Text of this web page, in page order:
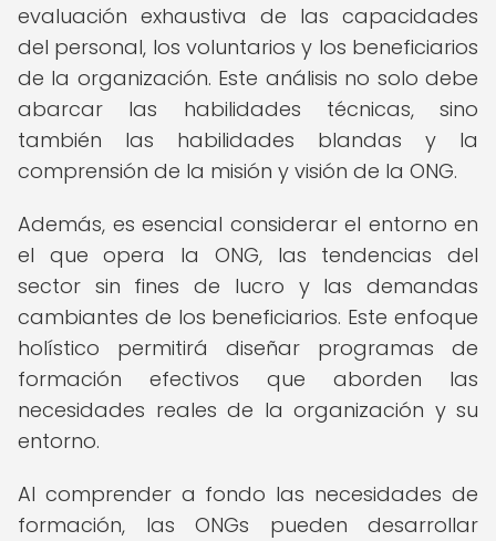
evaluación exhaustiva de las capacidades
del personal, los voluntarios y los beneficiarios
de la organización. Este análisis no solo debe
abarcar las habilidades técnicas, sino
también las habilidades blandas y la
comprensión de la misión y visión de la ONG.
Además, es esencial considerar el entorno en
el que opera la ONG, las tendencias del
sector sin fines de lucro y las demandas
cambiantes de los beneficiarios. Este enfoque
holístico permitirá diseñar programas de
formación efectivos que aborden las
necesidades reales de la organización y su
entorno.
Al comprender a fondo las necesidades de
formación, las ONGs pueden desarrollar